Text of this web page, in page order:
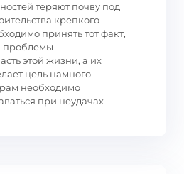
теряют почву под
крепкого
принять тот факт,
проблемы –
этой жизни, а их
цель намного
необходимо
при неудачах